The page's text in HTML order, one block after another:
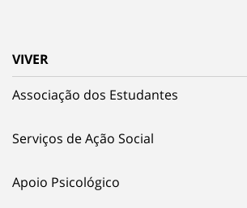
VIVER
Associação dos Estudantes
Serviços de Ação Social
Apoio Psicológico